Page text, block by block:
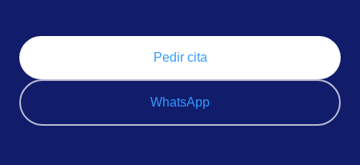
Pedir cita
WhatsApp